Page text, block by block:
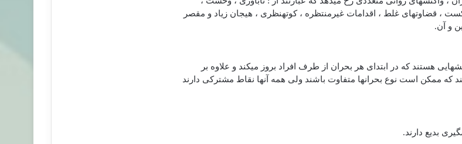
، قضاوت‏های غلط ، اقدامات غیرمنتظره ، كوته‏نظری ، هیجان زیاد و مقصر
و آن.
هستند كه در ابتدای هر بحران از طرف افراد بروز می‏كند و علاوه بر
كه ممكن است نوع بحران‏ها متفاوت باشند ولی همه آنها نقاط مشتركی دارند
بدیع دارند.